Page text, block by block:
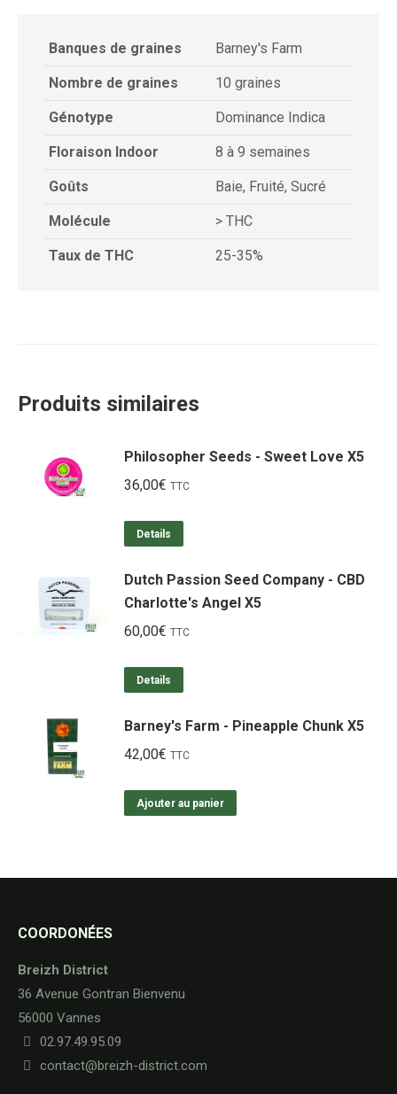
Banques de graines Barney's Farm
Nombre de graines 10 graines
Génotype Dominance Indica
Floraison Indoor 8 à 9 semaines
Goûts Baie, Fruité, Sucré
Molécule > THC
Taux de THC 25-35%
Produits similaires
Philosopher Seeds - Sweet Love X5
36,00€ TTC
Details
Dutch Passion Seed Company - CBD
Charlotte's Angel X5
60,00€ TTC
Details
Barney's Farm - Pineapple Chunk X5
42,00€ TTC
Ajouter au panier
COORDONÉES
Breizh District
36 Avenue Gontran Bienvenu
56000 Vannes
02.97.49.95.09
contact@breizh-district.com